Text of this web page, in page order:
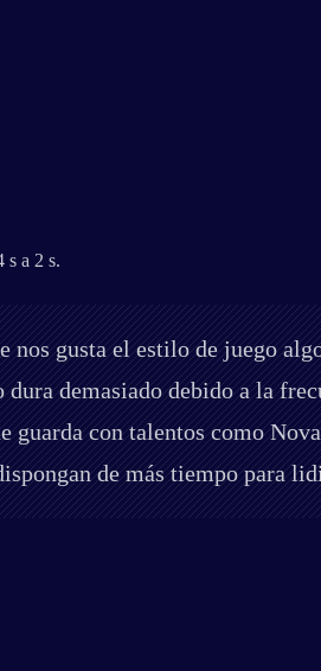
s a 2 s.
nos gusta el estilo de juego
demasiado debido a la
guarda con talentos como
de más tiempo para